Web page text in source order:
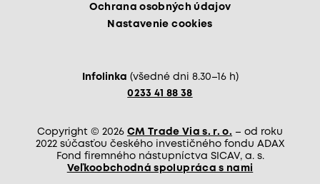
Ochrana osobných údajov
Nastavenie cookies
Infolinka (všedné dni 8.30–16 h)
0233 41 88 38
Copyright © 2026 CM Trade Via s. r. o. – od roku
2022 súčasťou českého investičného fondu ADAX
Fond firemného nástupníctva SICAV, a. s.
Veľkoobchodná spolupráca s nami